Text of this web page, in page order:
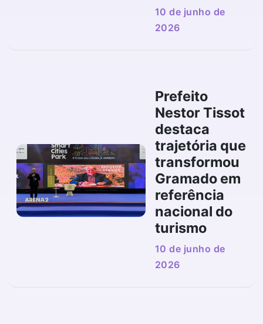
10 de junho de
2026
Prefeito
Nestor Tissot
destaca
trajetória que
transformou
Gramado em
referência
nacional do
turismo
10 de junho de
2026